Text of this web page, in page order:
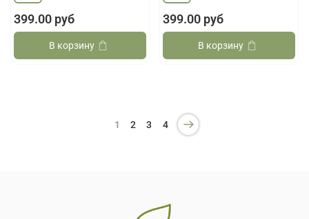
399.00 руб
В корзину
399.00 руб
В корзину
1 2 3 4